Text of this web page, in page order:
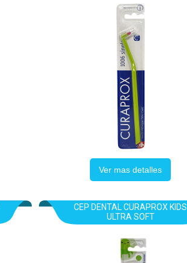
Ver mas detalles
CEP DENTAL CURAPROX KIDS
ULTRA SOFT